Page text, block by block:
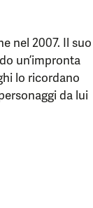
nel 2007. Il suo
un’impronta
lo ricordano
da lui